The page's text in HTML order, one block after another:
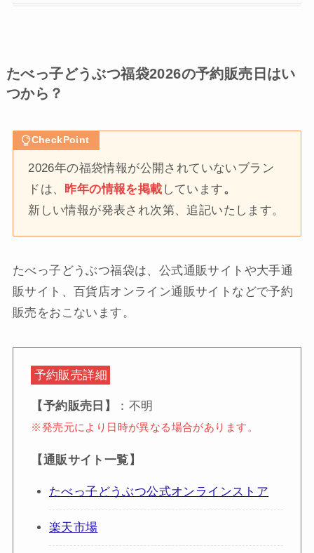
たべっ子どうぶつ福袋2026の予約販売日はい
つから？
CheckPoint
2026年の福袋情報が公開されていないブラン
ドは、 昨年の情報を掲載 しています。
新しい情報が発表され次第、追記いたします。
たべっ子どうぶつ福袋は、公式通販サイトや大手通
販サイト、百貨店オンライン通販サイトなどで予約
販売をおこないます。
予約販売詳細
【予約販売日】 ：不明
※発売元により日時が異なる場合があります。
【通販サイト一覧】
たべっ子どうぶつ公式オンラインストア
楽天市場